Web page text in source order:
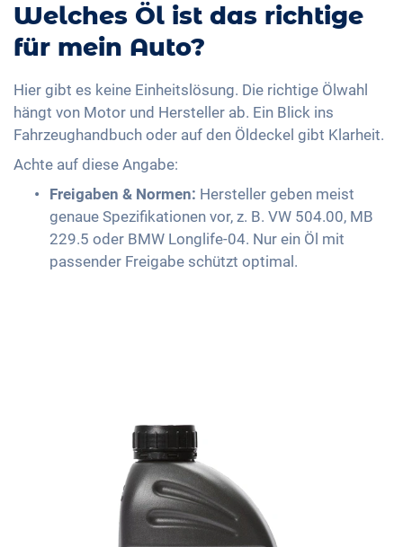
Welches Öl ist das richtige
für mein Auto?
Hier gibt es keine Einheitslösung. Die richtige Ölwahl
hängt von Motor und Hersteller ab. Ein Blick ins
Fahrzeughandbuch oder auf den Öldeckel gibt Klarheit.
Achte auf diese Angabe:
Freigaben & Normen: Hersteller geben meist
genaue Spezifikationen vor, z. B. VW 504.00, MB
229.5 oder BMW Longlife-04. Nur ein Öl mit
passender Freigabe schützt optimal.